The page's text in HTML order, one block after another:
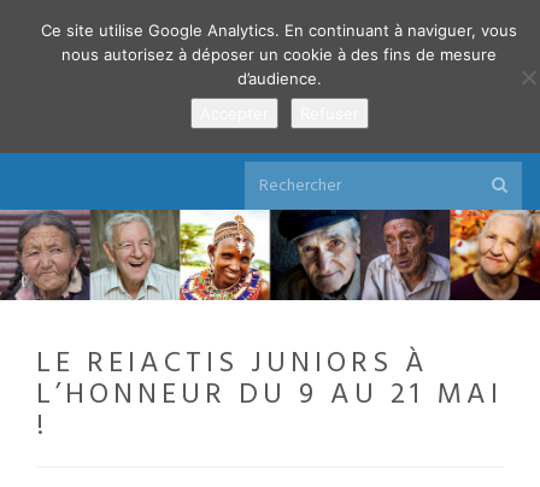
LE REIACTIS JUNIORS À
L’HONNEUR DU 9 AU 21 MAI
!
Ce site utilise Google Analytics. En continuant à naviguer, vous
nous autorisez à déposer un cookie à des fins de mesure
d’audience.